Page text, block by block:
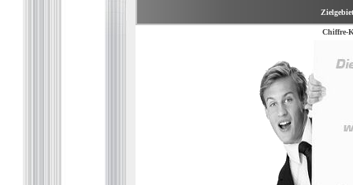
Chiffre-